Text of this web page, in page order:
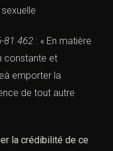
81.462 : « En matière
constante et
emporter la
de tout autre
la crédibilité de ce